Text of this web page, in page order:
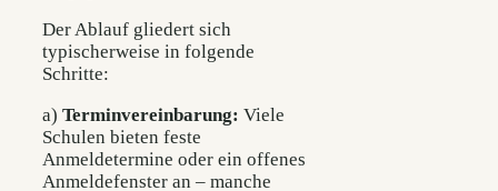
Der Ablauf gliedert sich
typischerweise in folgende
Schritte:
a) Terminvereinbarung: Viele
Schulen bieten feste
Anmeldetermine oder ein offenes
Anmeldefenster an – manche